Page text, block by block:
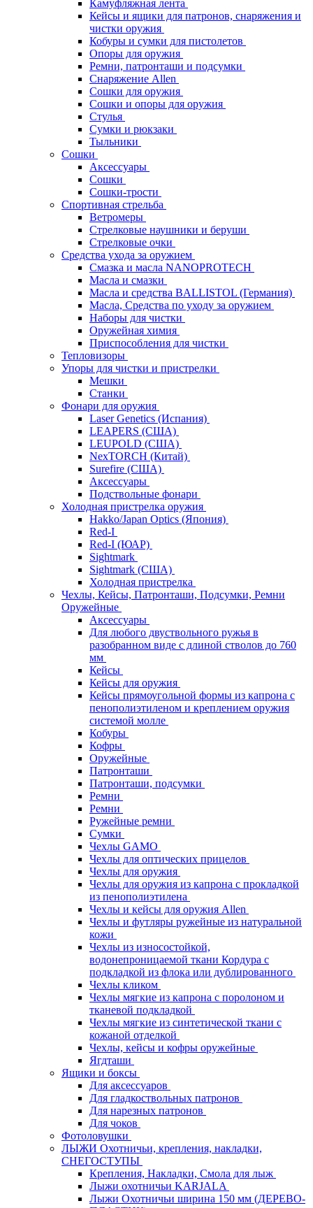
Камуфляжная лента
Кейсы и ящики для патронов, снаряжения и
чистки оружия
Кобуры и сумки для пистолетов
Опоры для оружия
Ремни, патронташи и подсумки
Снаряжение Allen
Сошки для оружия
Сошки и опоры для оружия
Стулья
Сумки и рюкзаки
Тыльники
Сошки
Аксессуары
Сошки
Сошки-трости
Спортивная стрельба
Ветромеры
Стрелковые наушники и беруши
Стрелковые очки
Средства ухода за оружием
Смазка и масла NANOPROTECH
Масла и смазки
Масла и средства BALLISTOL (Германия)
Масла, Средства по уходу за оружием
Наборы для чистки
Оружейная химия
Приспособления для чистки
Тепловизоры
Упоры для чистки и пристрелки
Мешки
Станки
Фонари для оружия
Laser Genetics (Испания)
LEAPERS (США)
LEUPOLD (США)
NexTORCH (Китай)
Surefire (США)
Аксессуары
Подствольные фонари
Холодная пристрелка оружия
Hakko/Japan Optics (Япония)
Red-I
Red-I (ЮАР)
Sightmark
Sightmark (США)
Холодная пристрелка
Чехлы, Кейсы, Патронташи, Подсумки, Ремни
Оружейные
Аксессуары
Для любого двуствольного ружья в
разобранном виде с длиной стволов до 760
мм
Кейсы
Кейсы для оружия
Кейсы прямоугольной формы из капрона с
пенополиэтиленом и креплением оружия
системой молле
Кобуры
Кофры
Оружейные
Патронташи
Патронташи, подсумки
Ремни
Ремни
Ружейные ремни
Сумки
Чехлы GAMO
Чехлы для оптических прицелов
Чехлы для оружия
Чехлы для оружия из капрона с прокладкой
из пенополиэтилена
Чехлы и кейсы для оружия Allen
Чехлы и футляры ружейные из натуральной
кожи
Чехлы из износостойкой,
водонепроницаемой ткани Кордура с
подкладкой из флока или дублированного
Чехлы кликом
Чехлы мягкие из капрона с поролоном и
тканевой подкладкой
Чехлы мягкие из синтетической ткани с
кожаной отделкой
Чехлы, кейсы и кофры оружейные
Ягдташи
Ящики и боксы
Для аксессуаров
Для гладкоствольных патронов
Для нарезных патронов
Для чоков
Фотоловушки
ЛЫЖИ Охотничьи, крепления, накладки,
СНЕГОСТУПЫ
Крепления, Накладки, Смола для лыж
Лыжи охотничьи KARJALA
Лыжи Охотничьи ширина 150 мм (ДЕРЕВО-